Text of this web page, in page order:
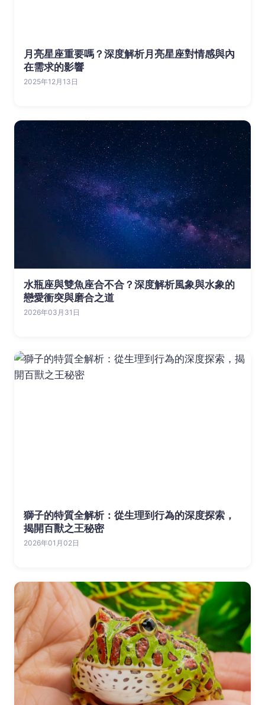
月亮星座重要嗎？深度解析月亮星座對情感與內
在需求的影響
2025年12月13日
水瓶座與雙魚座合不合？深度解析風象與水象的
戀愛衝突與磨合之道
2026年03月31日
獅子的特質全解析：從生理到行為的深度探索，
揭開百獸之王秘密
2026年01月02日